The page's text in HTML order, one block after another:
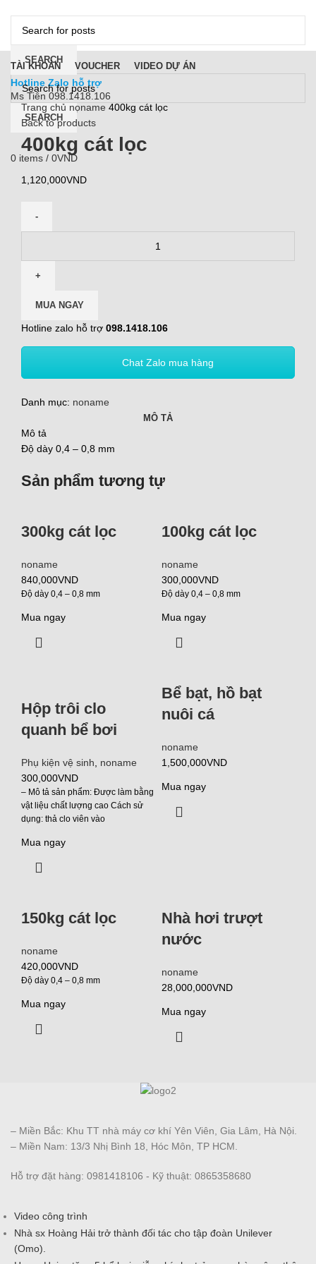
SEARCH
Hotline Zalo hỗ trợ
Ms Tiên 098.1418.106
items / 0VND
Menu
0 items / 0VND
TÀI KHOẢN VOUCHER VIDEO DỰ ÁN
SEARCH
Trang chủ noname 400kg cát lọc
Back to products
400kg cát lọc
1,120,000VND
MUA NGAY
Hotline zalo hỗ trợ 098.1418.106
Chat Zalo mua hàng
Danh mục: noname
MÔ TẢ
Mô tả
Độ dày 0,4 – 0,8 mm
Sản phẩm tương tự
300kg cát lọc
noname
840,000VND
Độ dày 0,4 – 0,8 mm
Mua ngay
100kg cát lọc
noname
300,000VND
Độ dày 0,4 – 0,8 mm
Mua ngay
Hộp trôi clo
quanh bể bơi
Phụ kiện vệ sinh
noname
300,000VND
– Mô tả sản phẩm: Được làm bằng
vật liệu chất lượng cao Cách sử
dụng: thả clo viên vào
Mua ngay
Bể bạt, hồ bạt
nuôi cá
noname
1,500,000VND
Mua ngay
150kg cát lọc
noname
420,000VND
Độ dày 0,4 – 0,8 mm
Mua ngay
Nhà hơi trượt
nước
noname
28,000,000VND
Mua ngay
– Miền Bắc: Khu TT nhà máy cơ khí Yên Viên, Gia Lâm, Hà Nội.
– Miền Nam: 13/3 Nhị Bình 18, Hóc Môn, TP HCM.
Hỗ trợ đặt hàng: 0981418106 - Kỹ thuật: 0865358680
Video công trình
Nhà sx Hoàng Hải trở thành đối tác cho tập đoàn Unilever
(Omo).